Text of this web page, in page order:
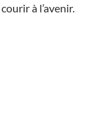
à l’avenir.